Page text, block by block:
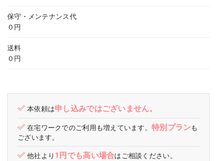
保守・メンテナンス代
０円
送料
０円
本依頼は申し込みではございません。
在宅ワークでのご利用も増えています。特別プランも
ございます。
他社より 1円でも高い場合はご相談ください。